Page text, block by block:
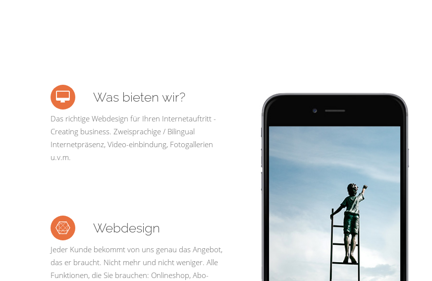
Was bieten wir?
Das richtige Webdesign für Ihren Internetauftritt -
Creating business. Zweisprachige / Bilingual
Internetpräsenz, Video-einbindung, Fotogallerien
u.v.m.
Webdesign
Jeder Kunde bekommt von uns genau das Angebot,
das er braucht. Nicht mehr und nicht weniger. Alle
Funktionen, die Sie brauchen: Onlineshop, Abo-